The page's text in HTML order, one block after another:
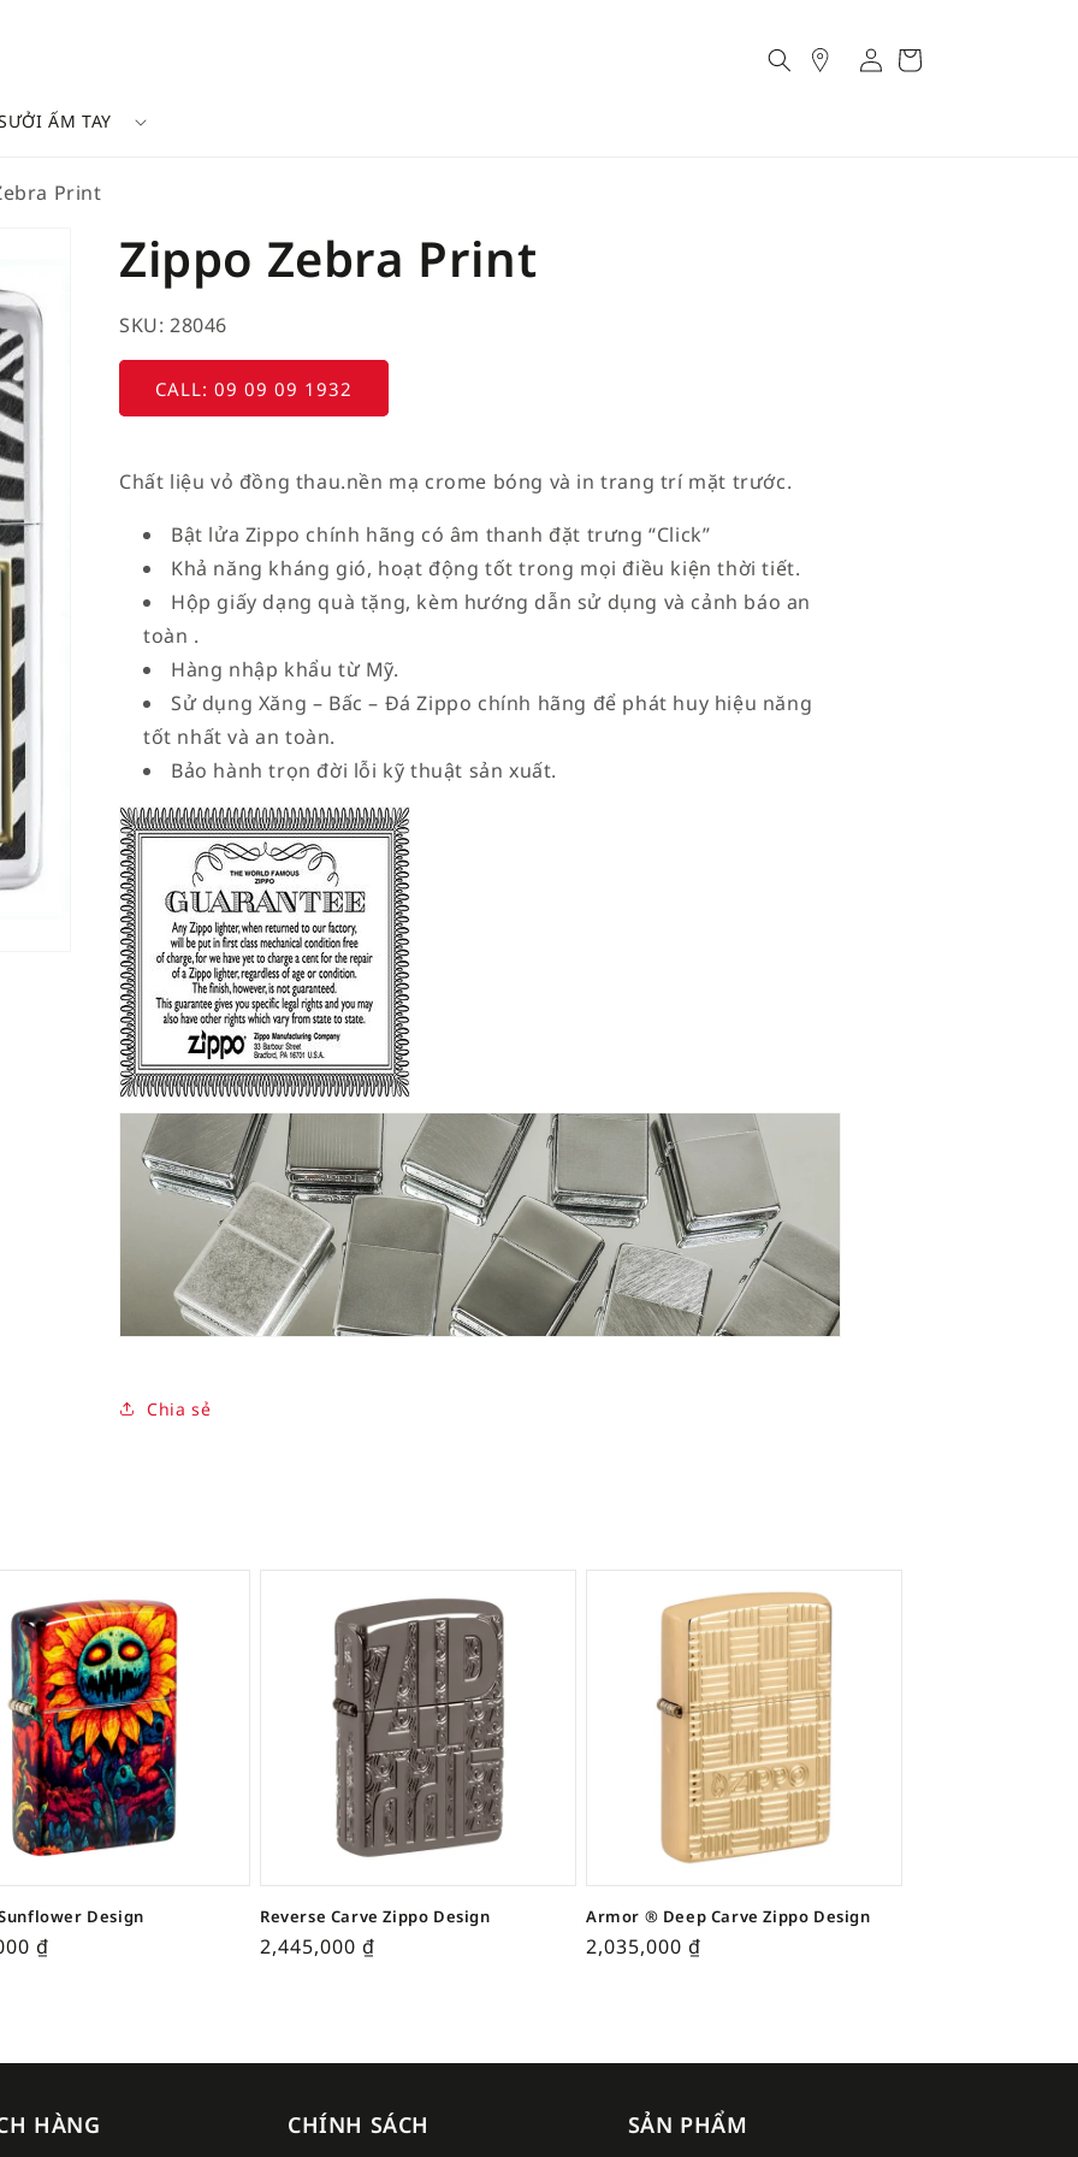
ẤM TAY
AccountCart
Print
Zippo Zebra Print
SKU: 28046
CALL: 09 09 09 1932
Chất liệu vỏ đồng thau.nền mạ crome bóng và in trang trí mặt trước.
Bật lửa Zippo chính hãng có âm thanh đặt trưng “Click”
Khả năng kháng gió, hoạt động tốt trong mọi điều kiện thời tiết.
Hộp giấy dạng quà tặng, kèm hướng dẫn sử dụng và cảnh báo an
toàn .
Hàng nhập khẩu từ Mỹ.
Sử dụng Xăng – Bấc – Đá Zippo chính hãng để phát huy hiệu năng
tốt nhất và an toàn.
Bảo hành trọn đời lỗi kỹ thuật sản xuất.
Chia sẻ
Design
₫
Reverse Carve Zippo Design
2,445,000 ₫
Armor ® Deep Carve Zippo Design
2,035,000 ₫
HÀNG CHÍNH SÁCH SẢN PHẨM